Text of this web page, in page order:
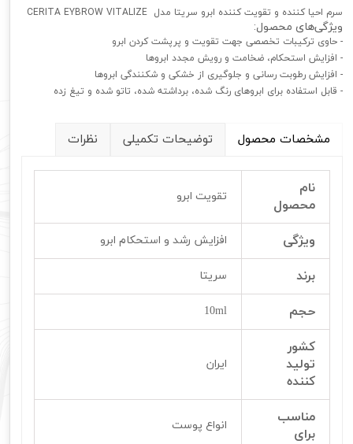
سرم احیا کننده و تقویت کننده ابرو سریتا مدل CERITA EYBROW VITALIZE
ویژگی‌های محصول:
- حاوی ترکیبات تخصصی جهت تقویت و پرپشت کردن ابرو
- افزایش استحکام، ضخامت و رویش مجدد ابروها
- افزایش رطوبت­ رسانی و جلوگیری از خشکی و شکنندگی ابروها
- قابل استفاده برای ابروهای رنگ شده، برداشته شده، تاتو شده و تیغ زده
مشخصات محصول توضیحات تکمیلی نظرات
نام
محصول
تقویت ابرو
ویژگی افزایش رشد و استحکام ابرو
برند سریتا
حجم 10ml
کشور
تولید
کننده
ایران
مناسب
برای
انواع پوست